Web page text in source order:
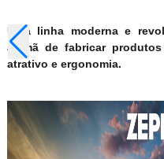
Uma linha moderna e
alemã de fabricar
atrativo e ergonomia.